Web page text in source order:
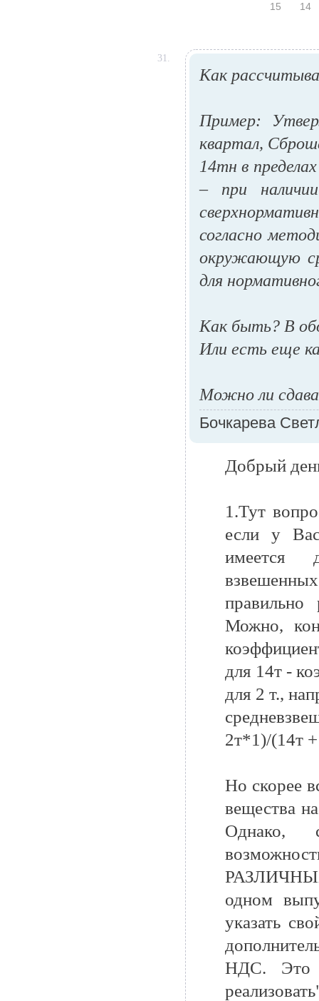
15 14
31.
Как
Пример:
квартал,
14тн в
– при
согласно
окружающую
для
Как быть? В
Или есть еще
Можно ли
Бочкарева
Добрый
1.Тут
если у
имеется
правильно
Можно,
для 14т -
для 2 т.,
2т*1)/(14т
Но скорее
вещества
Однако,
одном
указать
НДС. Это